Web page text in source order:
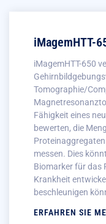
iMagemHTT-
iMagemHTT-650
Tomographie/
Fähigkeit eines
bewerten, die
messen. Dies
Biomarker für das
Krankheit
beschleunigen
ERFAHREN SIE